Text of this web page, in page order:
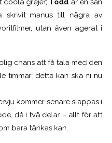
coola grejer; Todd är en sån
skrivit manus till några av
utan även agerat i
chans att få tala med den
timmar; detta kan ska ni nu
kommer senare släppas i
då i två delar – allt för att
bara tänkas kan.